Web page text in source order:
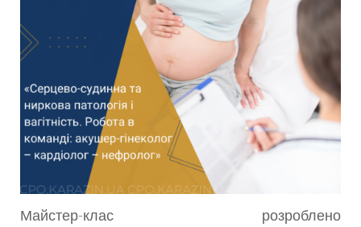
Майстер-клас розроблено